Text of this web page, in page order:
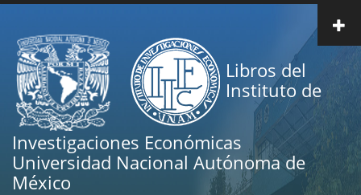
Pasar
contenido
principal
Libros del
Instituto de
Investigaciones Económicas
Universidad Nacional Autónoma de
México